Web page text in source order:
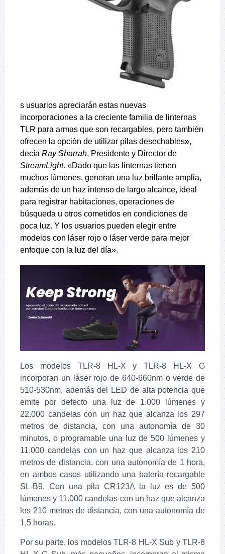
s usuarios apreciarán estas nuevas
incorporaciones a la creciente familia de linternas
TLR para armas que son recargables, pero también
ofrecen la opción de utilizar pilas desechables»,
decía Ray Sharrah, Presidente y Director de
StreamLight. «Dado que las linternas tienen
muchos lúmenes, generan una luz brillante amplia,
además de un haz intenso de largo alcance, ideal
para registrar habitaciones, operaciones de
búsqueda u otros cometidos en condiciones de
poca luz. Y los usuarios pueden elegir entre
modelos con láser rojo o láser verde para mejor
enfoque con la luz del día».
Los modelos TLR-8 HL-X y TLR-8 HL-X G
incorporan un láser rojo de 640-660nm o verde de
510-530nm, además del LED de alta potencia que
emite por defecto una luz de 1.000 lúmenes y
22.000 candelas con un haz que alcanza los 297
metros de distancia, con una autonomía de 30
minutos, o programable una luz de 500 lúmenes y
11.000 candelas con un haz que alcanza los 210
metros de distancia, con una autonomía de 1 hora,
en ambos casos utilizando una batería recargable
SL-B9. Con una pila CR123A la luz es de 500
lúmenes y 11.000 candelas con un haz que alcanza
los 210 metros de distancia, con una autonomía de
1,5 horas.
Por su parte, los modelos TLR-8 HL-X Sub y TLR-8